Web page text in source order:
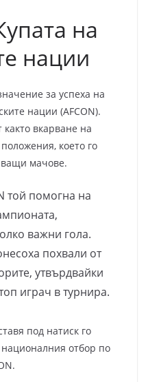
на
нации
за успеха на
нации (AFCON).
както вкарване на
което го
мачове.
той помогна на
важни гола.
похвали от
утвърдвайки
играч в турнира.
под натиск го
отбор по